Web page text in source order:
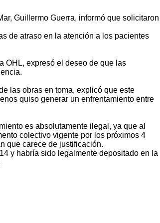
Guillermo Guerra, informó que solicitaron
de atraso en la atención a los pacientes
OHL, expresó el deseo de que las
las obras en toma, explicó que este
quiso generar un enfrentamiento entre
es absolutamente ilegal, ya que al
colectivo vigente por los próximos 4
que carece de justificación.
y habría sido legalmente depositado en la